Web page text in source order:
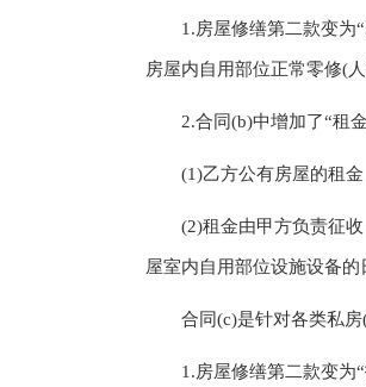
1.房屋修缮第二款变为“
房屋内自用部位正常零修(
2.合同(b)中增加了“租金
(1)乙方公有房屋的租金
(2)租金由甲方负责征收
屋室内自用部位设施设备的
合同(c)是针对各类私房(
1.房屋修缮第二款变为“